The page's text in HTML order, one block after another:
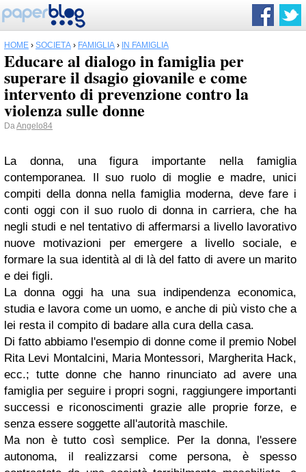
HOME › SOCIETÀ › FAMIGLIA › IN FAMIGLIA
Educare al dialogo in famiglia per
superare il dsagio giovanile e come
intervento di prevenzione contro la
violenza sulle donne
DaAngelo84
La donna, una figura importante nella famiglia
contemporanea. Il suo ruolo di moglie e madre, unici
compiti della donna nella famiglia moderna, deve fare i
conti oggi con il suo ruolo di donna in carriera, che ha
negli studi e nel tentativo di affermarsi a livello lavorativo
nuove motivazioni per emergere a livello sociale, e
formare la sua identità al di là del fatto di avere un marito
e dei figli.
La donna oggi ha una sua indipendenza economica,
studia e lavora come un uomo, e anche di più visto che a
lei resta il compito di badare alla cura della casa.
Di fatto abbiamo l'esempio di donne come il premio Nobel
Rita Levi Montalcini, Maria Montessori, Margherita Hack,
ecc.; tutte donne che hanno rinunciato ad avere una
famiglia per seguire i propri sogni, raggiungere importanti
successi e riconoscimenti grazie alle proprie forze, e
senza essere soggette all'autorità maschile.
Ma non è tutto così semplice. Per la donna, l'essere
autonoma, il realizzarsi come persona, è spesso